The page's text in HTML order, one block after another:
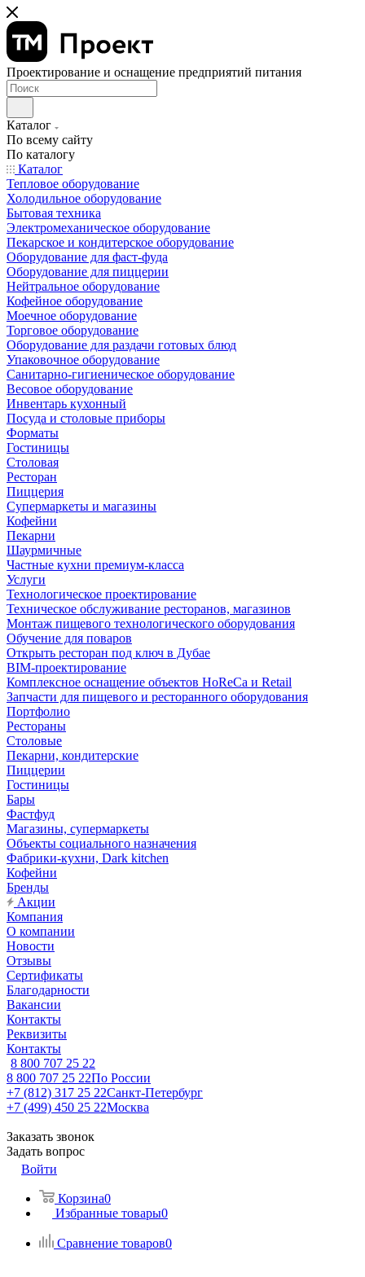
Проектирование и оснащение предприятий питания
Каталог
По всему сайту
По каталогу
Каталог
Тепловое оборудование
Холодильное оборудование
Бытовая техника
Электромеханическое оборудование
Пекарское и кондитерское оборудование
Оборудование для фаст-фуда
Оборудование для пиццерии
Нейтральное оборудование
Кофейное оборудование
Моечное оборудование
Торговое оборудование
Оборудование для раздачи готовых блюд
Упаковочное оборудование
Санитарно-гигиеническое оборудование
Весовое оборудование
Инвентарь кухонный
Посуда и столовые приборы
Форматы
Гостиницы
Столовая
Ресторан
Пиццерия
Супермаркеты и магазины
Кофейни
Пекарни
Шаурмичные
Частные кухни премиум-класса
Услуги
Технологическое проектирование
Техническое обслуживание ресторанов, магазинов
Монтаж пищевого технологического оборудования
Обучение для поваров
Открыть ресторан под ключ в Дубае
BIM-проектирование
Комплексное оснащение объектов HoReCa и Retail
Запчасти для пищевого и ресторанного оборудования
Портфолио
Рестораны
Столовые
Пекарни, кондитерские
Пиццерии
Гостиницы
Бары
Фастфуд
Магазины, супермаркеты
Объекты социального назначения
Фабрики-кухни, Dark kitchen
Кофейни
Бренды
Акции
Компания
О компании
Новости
Отзывы
Сертификаты
Благодарности
Вакансии
Контакты
Реквизиты
Контакты
8 800 707 25 22
8 800 707 25 22По России
+7 (812) 317 25 22Санкт-Петербург
+7 (499) 450 25 22Москва
Заказать звонок
Задать вопрос
Войти
Корзина0
Избранные товары0
Сравнение товаров0